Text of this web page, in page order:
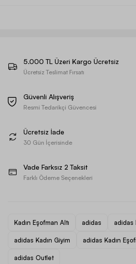
5.000 TL Üzeri Kargo Ücretsiz
Ücretsiz Teslimat Fırsatı
Güvenli Alışveriş
Resmi Tedarikçi Güvencesi
Ücretsiz İade
30 Gün İçerisinde
Vade Farksız 2 Taksit
Farklı Ödeme Seçenekleri
Kadın Eşofman Altı adidas adidas
adidas Kadın Giyim adidas Kadın
adidas Outlet